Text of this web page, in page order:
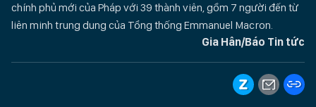
chính phủ mới của Pháp với 39 thành viên, gồm 7 người đến từ
liên minh trung dung của Tổng thống Emmanuel Macron.
Gia Hân/Báo Tin tức